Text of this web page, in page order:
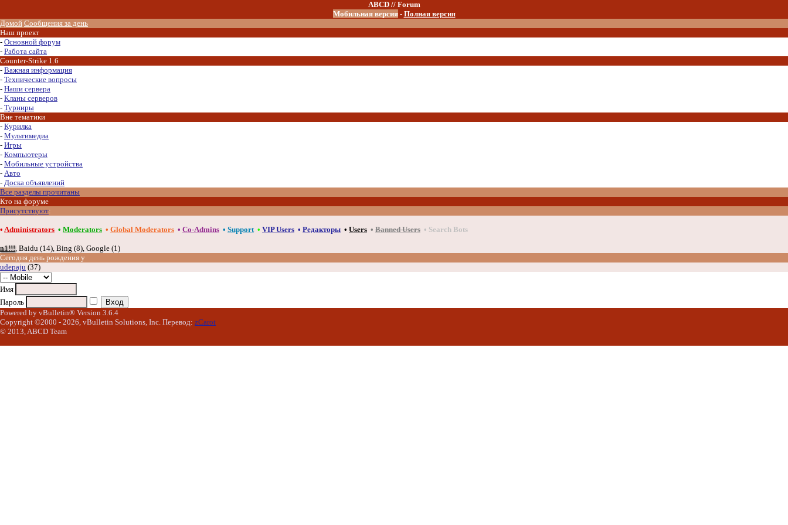
ABCD // Forum
Мобильная версия- Полная версия
Домой Сообщения за день
Наш проект
- Основной форум
- Работа сайта
Counter-Strike 1.6
- Важная информация
- Технические вопросы
- Наши сервера
- Кланы серверов
- Турниры
Вне тематики
- Курилка
- Мультимедиа
- Игры
- Компьютеры
- Мобильные устройства
- Авто
- Доска объявлений
Все разделы прочитаны
Кто на форуме
Присутствуют:
• Administrators • Moderators • Global Moderators • Co-Admins • Support • VIP Users • Редакторы • Users • Banned Users • Search Bots
n1!!!, Baidu (14), Bing (8), Google (1)
Сегодня день рождения у
udepaju (37)
Имя
Пароль
Powered by vBulletin® Version 3.6.4
Copyright ©2000 - 2026, vBulletin Solutions, Inc. Перевод: zCarot
© 2013, ABCD Team